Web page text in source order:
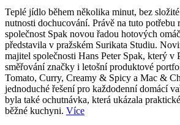
Teplé jídlo během několika minut, bez
nutnosti dochucování. Právě na tuto potřebu
společnost Spak novou řadou hotových
představila v pražském Surikata Studiu.
majitel společnosti Hans Peter Spak, který v
směřování značky i letošní produktové
Tomato, Curry, Creamy & Spicy a Mac &
jednoduché řešení pro každodenní domácí
byla také ochutnávka, která ukázala
běžné kuchyni. Více